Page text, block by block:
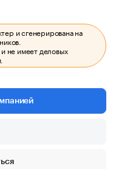
и сгенерирована на
не имеет деловых